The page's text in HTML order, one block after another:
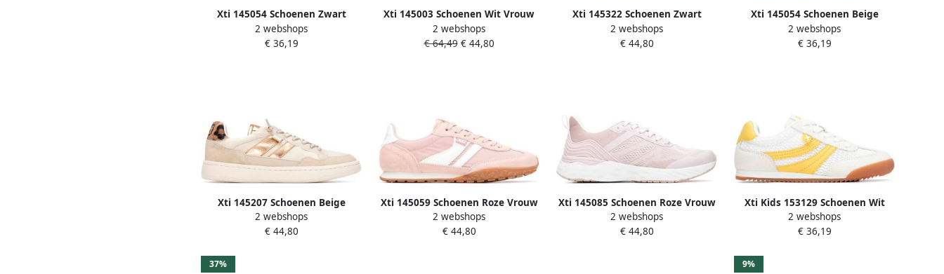
Xti 145054 Schoenen Zwart
Vrouw
2 webshops
€ 36,19
Xti 145003 Schoenen Wit Vrouw
2 webshops
€ 64,49€ 44,80
Xti 145322 Schoenen Zwart
Vrouw
2 webshops
€ 44,80
Xti 145054 Schoenen Beige
Vrouw
2 webshops
€ 36,19
Xti 145207 Schoenen Beige
Vrouw
2 webshops
€ 44,80
Xti 145059 Schoenen Roze Vrouw
2 webshops
€ 44,80
Xti 145085 Schoenen Roze Vrouw
2 webshops
€ 44,80
Xti Kids 153129 Schoenen Wit
Meisje
2 webshops
€ 36,19
37% 9%